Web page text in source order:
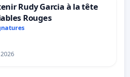
Rudy Garcia à la tête
Rouges